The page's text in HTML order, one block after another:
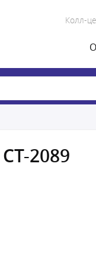
Колл-
2089